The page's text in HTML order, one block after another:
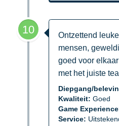
10
Ontzettend
mensen,
goed voor
met het juiste
Diepgang/
Kwaliteit: Goed
Game
Service: